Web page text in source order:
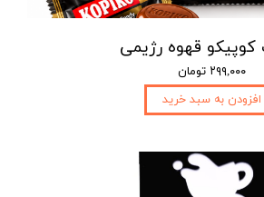
کوپیکو قهوه رژیمی
۲۹۹,۰۰۰ تومان
افزودن به سبد خرید